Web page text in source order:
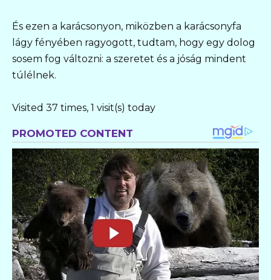
És ezen a karácsonyon, miközben a karácsonyfa
lágy fényében ragyogott, tudtam, hogy egy dolog
sosem fog változni: a szeretet és a jóság mindent
túlélnek.
Visited 37 times, 1 visit(s) today